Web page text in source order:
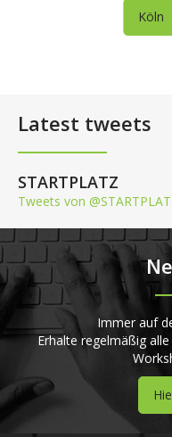
Köln
Latest tweets
STARTPLATZ
Tweets von
Immer auf
Erhalte regelmäßig